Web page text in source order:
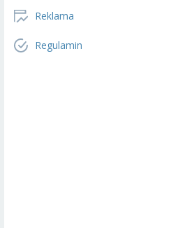
Reklama
Regulamin